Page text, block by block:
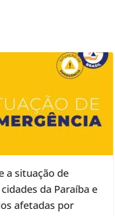
Menos filas no
fim de semana (16
vagas de